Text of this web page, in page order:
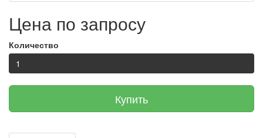
Цена по запросу
Количество
Купить